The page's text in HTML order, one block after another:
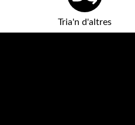
Tria'n d'altres